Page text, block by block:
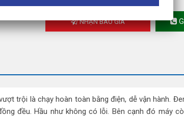
NHẬN BÁO GIÁ
trội là chạy hoàn toàn bằng điện, dễ vận hành.
đều. Hầu như không có lỗi. Bên cạnh đó máy